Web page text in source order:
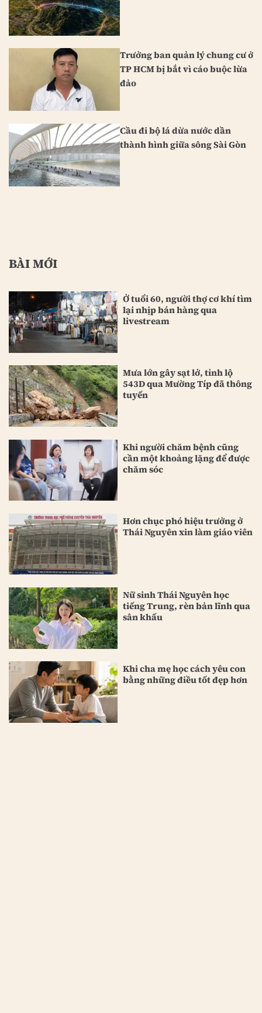
Trưởng ban quản lý chung cư ở
TP HCM bị bắt vì cáo buộc lừa
đảo
Cầu đi bộ lá dừa nước dần
thành hình giữa sông Sài Gòn
BÀI MỚI
Ở tuổi 60, người thợ cơ khí tìm
lại nhịp bán hàng qua
livestream
Mưa lớn gây sạt lở, tỉnh lộ
543D qua Mường Típ đã thông
tuyến
Khi người chăm bệnh cũng
cần một khoảng lặng để được
chăm sóc
Hơn chục phó hiệu trưởng ở
Thái Nguyên xin làm giáo viên
Nữ sinh Thái Nguyên học
tiếng Trung, rèn bản lĩnh qua
sân khấu
Khi cha mẹ học cách yêu con
bằng những điều tốt đẹp hơn